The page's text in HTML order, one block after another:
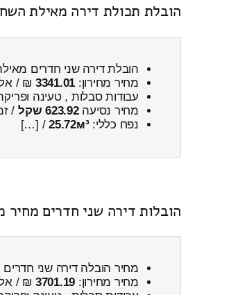
הובלת תכולת דירה מאילת
הובלת דירה שני חדרים
מחיר מחירון: 3341.01
₪ /
עבודות סבלות , טעינה
מחיר נסיעה623.92 שקל /
נפח כללי:25.72м³
/ […]
הובלות דירה שני חדרים
מחיר הובלה דירה שני
מחיר מחירון: 3701.19
₪ /